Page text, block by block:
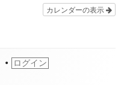
カレンダーの表示
• ログイン